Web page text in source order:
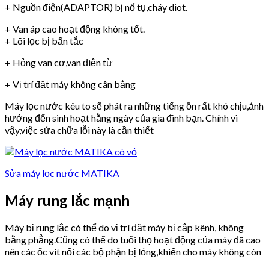
+ Nguồn điện(ADAPTOR) bị nổ tụ,cháy diot.
+ Van áp cao hoạt động không tốt.
+ Lõi lọc bị bẩn tắc
+ Hỏng van cơ,van điện từ
+ Vị trí đặt máy không cân bằng
Máy lọc nước kêu to sẽ phát ra những tiếng ồn rất khó chịu,ảnh
hưởng đến sinh hoạt hằng ngày của gia đình bạn. Chính vì
vậy,việc sửa chữa lỗi này là cần thiết
Sửa máy lọc nước MATIKA
Máy rung lắc mạnh
Máy bị rung lắc có thể do vị trí đặt máy bị cập kênh, không
bằng phẳng.Cũng có thể do tuổi thọ hoạt động của máy đã cao
nên các ốc vít nối các bộ phận bị lỏng,khiến cho máy không còn